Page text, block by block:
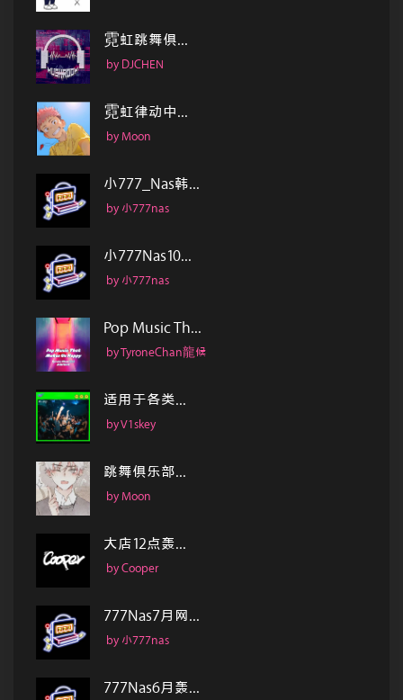
霓虹跳舞俱...
by DJCHEN
霓虹律动中...
by Moon
小777_Nas韩...
by 小777nas
小777Nas10...
by 小777nas
Pop Music Th...
by TyroneChan龍候
适用于各类...
by V1skey
跳舞俱乐部...
by Moon
大店12点轰...
by Cooper
777Nas7月网...
by 小777nas
777Nas6月轰...